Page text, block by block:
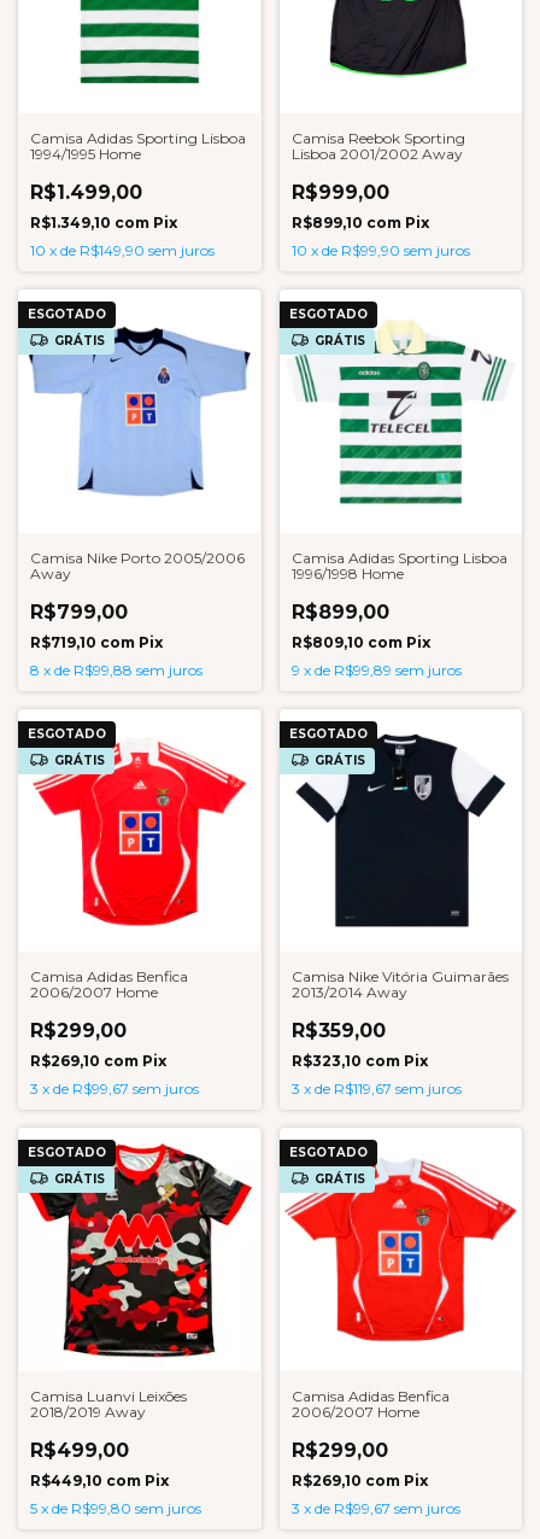
Camisa Adidas Sporting Lisboa
1994/1995 Home
R$1.499,00
R$1.349,10 com Pix
10 x de R$149,90 sem juros
Camisa Reebok Sporting
Lisboa 2001/2002 Away
R$999,00
R$899,10 com Pix
10 x de R$99,90 sem juros
ESGOTADO
GRÁTIS
Camisa Nike Porto 2005/2006
Away
R$799,00
R$719,10 com Pix
8 x de R$99,88 sem juros
ESGOTADO
GRÁTIS
Camisa Adidas Sporting Lisboa
1996/1998 Home
R$899,00
R$809,10 com Pix
9 x de R$99,89 sem juros
ESGOTADO
GRÁTIS
Camisa Adidas Benfica
2006/2007 Home
R$299,00
R$269,10 com Pix
3 x de R$99,67 sem juros
ESGOTADO
GRÁTIS
Camisa Nike Vitória Guimarães
2013/2014 Away
R$359,00
R$323,10 com Pix
3 x de R$119,67 sem juros
ESGOTADO
GRÁTIS
Camisa Luanvi Leixões
2018/2019 Away
R$499,00
R$449,10 com Pix
5 x de R$99,80 sem juros
ESGOTADO
GRÁTIS
Camisa Adidas Benfica
2006/2007 Home
R$299,00
R$269,10 com Pix
3 x de R$99,67 sem juros